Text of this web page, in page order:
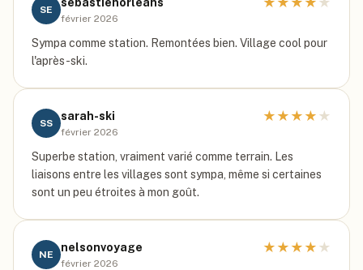
SE
février 2026
Sympa comme station. Remontées bien. Village cool pour
l'après-ski.
SS
sarah-ski
février 2026
★ ★ ★ ★ ★
Superbe station, vraiment varié comme terrain. Les
liaisons entre les villages sont sympa, même si certaines
sont un peu étroites à mon goût.
NE
nelsonvoyage
février 2026
★ ★ ★ ★ ★